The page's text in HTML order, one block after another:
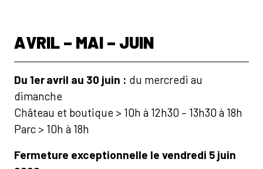
AVRIL – MAI – JUIN
Du 1eravril au 30 juin : du mercredi au
dimanche
Château et boutique > 10h à 12h30 – 13h30 à 18h
Parc > 10h à 18h
Fermeture exceptionnelle le vendredi 5 juin